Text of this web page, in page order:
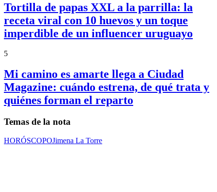
Tortilla de papas XXL a la parrilla: la
receta viral con 10 huevos y un toque
imperdible de un influencer uruguayo
5
Mi camino es amarte llega a Ciudad
Magazine: cuándo estrena, de qué trata y
quiénes forman el reparto
Temas de la nota
HORÓSCOPOJimena La Torre